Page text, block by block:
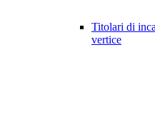
Titolari di
vertice